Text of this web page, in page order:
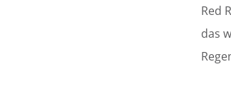
Red
das